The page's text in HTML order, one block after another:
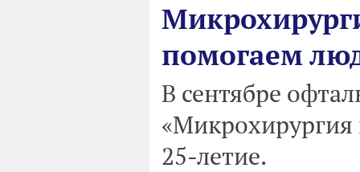
помогаем
В сентябре
«Микрохирургия
25-летие.